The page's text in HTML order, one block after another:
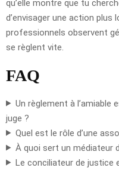
qu’elle montre que tu
d’envisager une action plus
professionnels observent
se règlent vite.
FAQ
Un règlement à l’amiable
juge ?
Quel est le rôle d’une
À quoi sert un médiateur
Le conciliateur de justice